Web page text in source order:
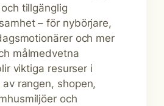
tillgänglig
– för nybörjare,
och mer
målmedvetna
viktiga resurser i
rangen, shopen,
och